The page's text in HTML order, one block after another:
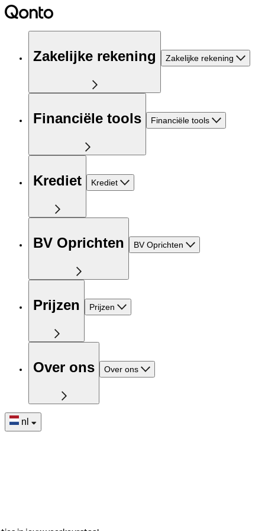
Zakelijke rekening Zakelijke rekening
Financiële tools Financiële tools
Krediet Krediet
BV Oprichten BV Oprichten
Prijzen Prijzen
Over ons Over ons
nl